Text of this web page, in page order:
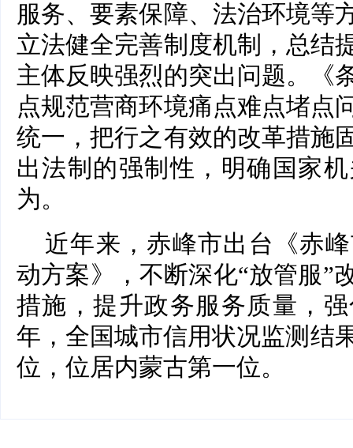
服务、要素保障、法治环境等
立法健全完善制度机制，总结
主体反映强烈的突出问题。《
点规范营商环境痛点难点堵点
统一，把行之有效的改革措施
出法制的强制性，明确国家
为。
近年来，赤峰市出台《赤
动方案》，不断深化“放管服”
措施，提升政务服务质量，
年，全国城市信用状况监测结
位，位居内蒙古第一位。